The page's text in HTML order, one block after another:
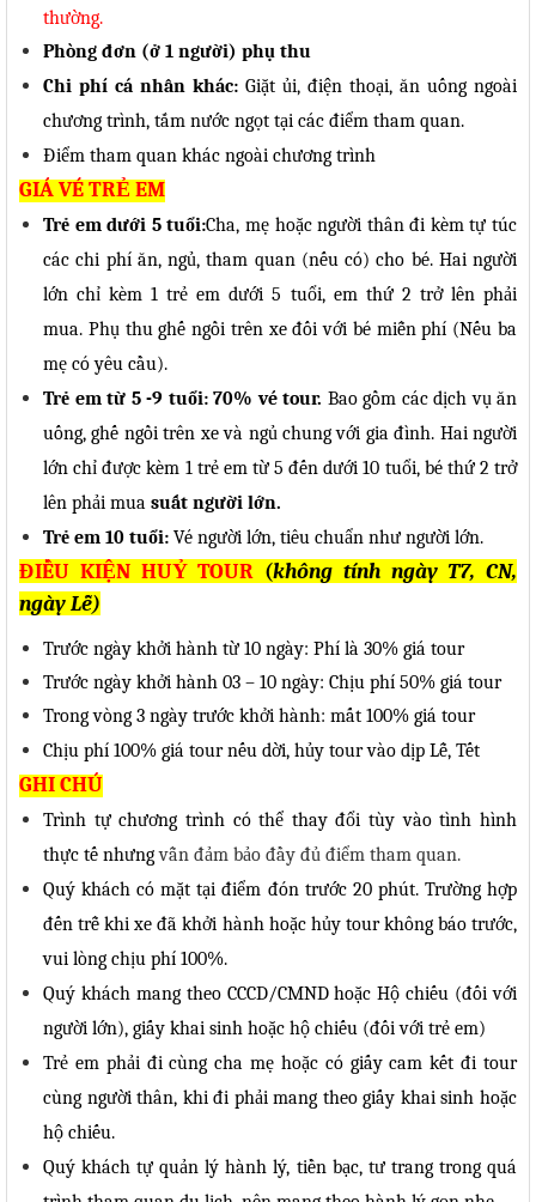
thường.
Phòng đơn (ở 1 người) phụ thu
Chi phí cá nhân khác: Giặt ủi, điện thoại, ăn uống ngoài
chương trình, tắm nước ngọt tại các điểm tham quan.
Điểm tham quan khác ngoài chương trình
GIÁ VÉ TRẺ EM
Trẻ em dưới 5 tuổi:Cha, mẹ hoặc người thân đi kèm tự túc
các chi phí ăn, ngủ, tham quan (nếu có) cho bé. Hai người
lớn chỉ kèm 1 trẻ em dưới 5 tuổi, em thứ 2 trở lên phải
mua. Phụ thu ghế ngồi trên xe đối với bé miễn phí (Nếu ba
mẹ có yêu cầu).
Trẻ em từ 5 -9 tuổi: 70% vé tour. Bao gồm các dịch vụ ăn
uống, ghế ngồi trên xe và ngủ chung với gia đình. Hai người
lớn chỉ được kèm 1 trẻ em từ 5 đến dưới 10 tuổi, bé thứ 2 trở
lên phải mua suất người lớn.
Trẻ em 10 tuổi: Vé người lớn, tiêu chuẩn như người lớn.
ĐIỀU KIỆN HUỶ TOUR (không tính ngày T7, CN,
ngày Lễ)
Trước ngày khởi hành từ 10 ngày: Phí là 30% giá tour
Trước ngày khởi hành 03 – 10 ngày: Chịu phí 50% giá tour
Trong vòng 3 ngày trước khởi hành: mất 100% giá tour
Chịu phí 100% giá tour nếu dời, hủy tour vào dịp Lễ, Tết
GHI CHÚ
Trình tự chương trình có thể thay đổi tùy vào tình hình
thực tế nhưngvẫn đảm bảo đầy đủ điểm tham quan.
Quý khách có mặt tại điểm đón trước 20 phút. Trường hợp
đến trễ khi xe đã khởi hành hoặc hủy tour không báo trước,
vui lòng chịu phí 100%.
Quý khách mang theo CCCD/CMND hoặc Hộ chiếu (đối với
người lớn), giấy khai sinh hoặc hộ chiếu (đối với trẻ em)
Trẻ em phải đi cùng cha mẹ hoặc có giấy cam kết đi tour
cùng người thân, khi đi phải mang theo giấy khai sinh hoặc
hộ chiếu.
Quý khách tự quản lý hành lý, tiền bạc, tư trang trong quá